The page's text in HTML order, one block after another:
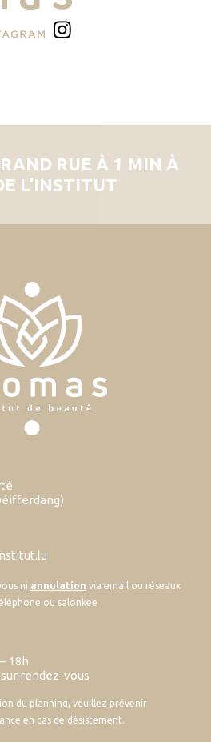
RUE À 1 MIN À
L’INSTITUT
ni annulation via email ou réseaux
ou salonkee
18h
rendez-vous
du planning, veuillez prévenir
en cas de désistement.